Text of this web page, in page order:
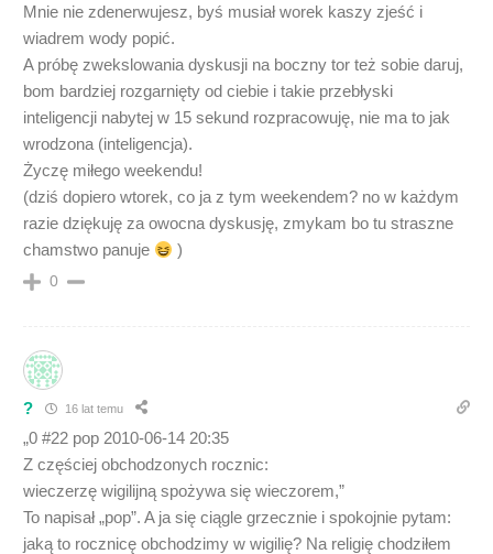
Mnie nie zdenerwujesz, byś musiał worek kaszy zjeść i
wiadrem wody popić.
A próbę zwekslowania dyskusji na boczny tor też sobie daruj,
bom bardziej rozgarnięty od ciebie i takie przebłyski
inteligencji nabytej w 15 sekund rozpracowuję, nie ma to jak
wrodzona (inteligencja).
Życzę miłego weekendu!
(dziś dopiero wtorek, co ja z tym weekendem? no w każdym
razie dziękuję za owocna dyskusję, zmykam bo tu straszne
chamstwo panuje
)
0
? 16 lat temu
„0 #22 pop 2010-06-14 20:35
Z częściej obchodzonych rocznic:
wieczerzę wigilijną spożywa się wieczorem,”
To napisał „pop”. A ja się ciągle grzecznie i spokojnie pytam:
jaką to rocznicę obchodzimy w wigilię? Na religię chodziłem